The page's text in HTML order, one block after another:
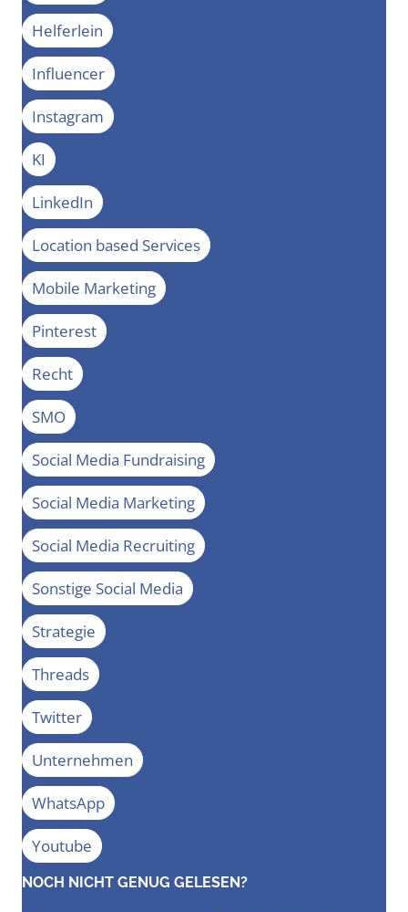
Helferlein
Influencer
Instagram
KI
LinkedIn
Location based Services
Mobile Marketing
Pinterest
Recht
SMO
Social Media Fundraising
Social Media Marketing
Social Media Recruiting
Sonstige Social Media
Strategie
Threads
Twitter
Unternehmen
WhatsApp
Youtube
NOCH NICHT GENUG GELESEN?